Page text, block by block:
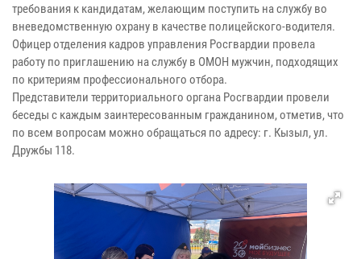
требования к кандидатам, желающим поступить на службу во
вневедомственную охрану в качестве полицейского-водителя.
Офицер отделения кадров управления Росгвардии провела
работу по приглашению на службу в ОМОН мужчин, подходящих
по критериям профессионального отбора.
Представители территориального органа Росгвардии провели
беседы с каждым заинтересованным гражданином, отметив, что
по всем вопросам можно обращаться по адресу: г. Кызыл, ул.
Дружбы 118.